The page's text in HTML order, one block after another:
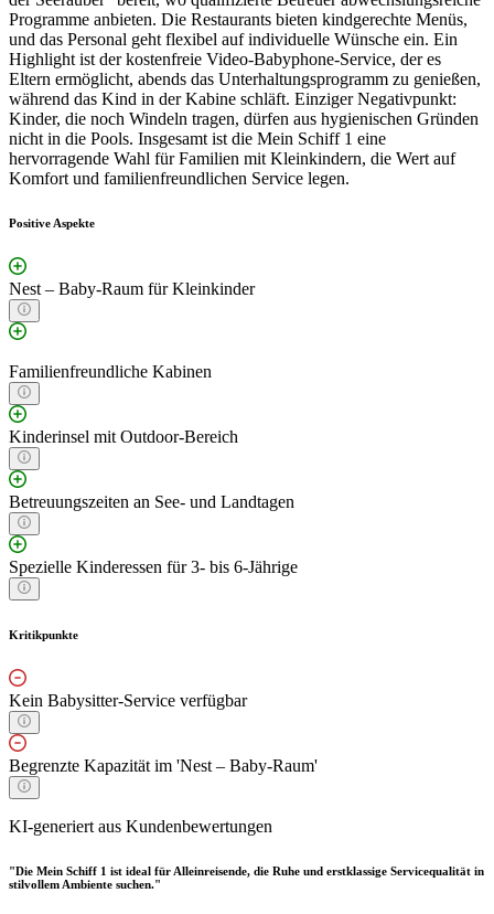
Programme anbieten. Die Restaurants bieten kindgerechte Menüs,
und das Personal geht flexibel auf individuelle Wünsche ein. Ein
Highlight ist der kostenfreie Video-Babyphone-Service, der es
Eltern ermöglicht, abends das Unterhaltungsprogramm zu genießen,
während das Kind in der Kabine schläft. Einziger Negativpunkt:
Kinder, die noch Windeln tragen, dürfen aus hygienischen Gründen
nicht in die Pools. Insgesamt ist die Mein Schiff 1 eine
hervorragende Wahl für Familien mit Kleinkindern, die Wert auf
Komfort und familienfreundlichen Service legen.
Positive Aspekte
Nest – Baby-Raum für Kleinkinder
Familienfreundliche Kabinen
Kinderinsel mit Outdoor-Bereich
Betreuungszeiten an See- und Landtagen
Spezielle Kinderessen für 3- bis 6-Jährige
Kritikpunkte
Kein Babysitter-Service verfügbar
Begrenzte Kapazität im 'Nest – Baby-Raum'
KI-generiert aus Kundenbewertungen
"Die Mein Schiff 1 ist ideal für Alleinreisende, die Ruhe und erstklassige Servicequalität in
stilvollem Ambiente suchen."